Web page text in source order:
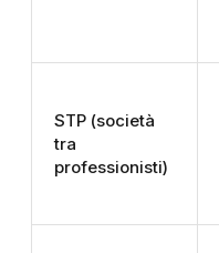
STP (società
tra
professionisti)